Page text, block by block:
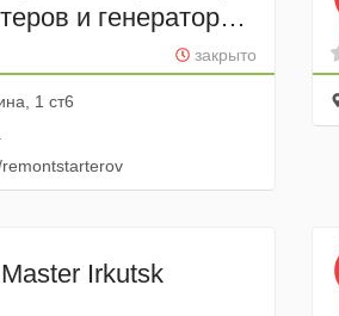
и генераторов
закрыто
1 ст6
Irkutsk